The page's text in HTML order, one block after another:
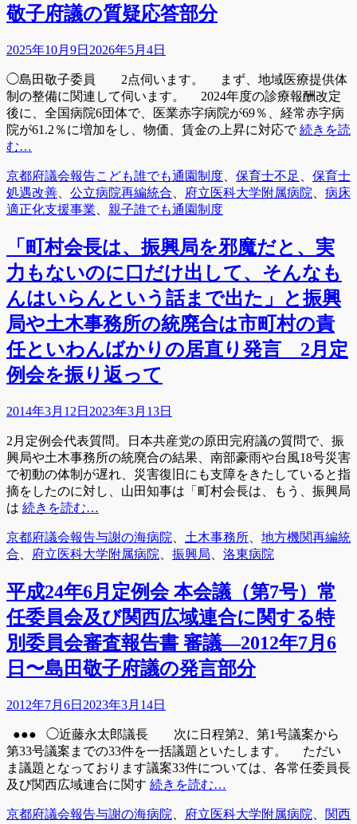
敬子府議の質疑応答部分
投
日
2025年10月9日 2026年5月4日
◯島田敬子委員 2点伺います。 まず、地域医療提供体
制の整備に関連して伺います。 2024年度の診療報酬改定
後に、全国病院6団体で、医業赤字病院が69％、経常赤字病
院が61.2％に増加をし、物価、賃金の上昇に対応で続きを読
む…
カ
テ
ゴ
ー
京都府議会報告タ
グ
こども誰でも通園制度 保育士不足
保育士
処遇改善
公立病院再編統合 府立医科大学附属病院
病床
適正化支援事業
親子誰でも通園制度
「町村会長は、振興局を邪魔だと、実
力もないのに口だけ出して、そんなも
んはいらんという話まで出た」と振興
局や土木事務所の統廃合は市町村の責
任といわんばかりの居直り発言 2月定
例会を振り返って
投
日
2014年3月12日 2023年3月13日
2月定例会代表質問。日本共産党の原田完府議の質問で、振
興局や土木事務所の統廃合の結果、南部豪雨や台風18号災害
で初動の体制が遅れ、災害復旧にも支障をきたしていると指
摘をしたのに対し、山田知事は「町村会長は、もう、振興局
は 続きを読む…
カ
テ
リ
ー
京都府議会報告タ
グ
与謝の海病院 土木事務所
地方機関再編統
合
府立医科大学附属病院 振興局 洛東病院
平成24年6月定例会 本会議（第7号）常
任委員会及び関西広域連合に関する特
別委員会審査報告書 審議―2012年7月6
日〜島田敬子府議の発言部分
投
日
2012年7月6日 2023年3月14日
●●● ◯近藤永太郎議長 次に日程第2、第1号議案から
第33号議案までの33件を一括議題といたします。 ただい
ま議題となっております議案33件については、各常任委員長
及び関西広域連合に関す 続きを読む…
カ
京都府議会報告タ
与謝の海病院 府立医科大学附属病院
関西